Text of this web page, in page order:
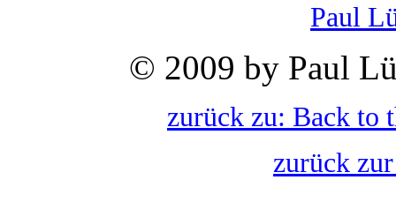
Paul
© 2009 by Paul
zurück zu: Back to
zurück